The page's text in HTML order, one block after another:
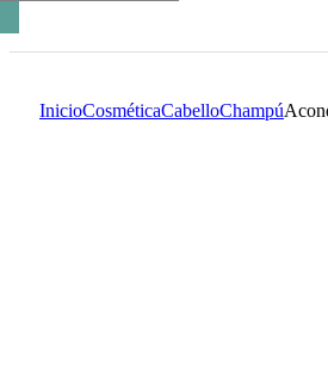
InicioCosméticaCabelloChampú